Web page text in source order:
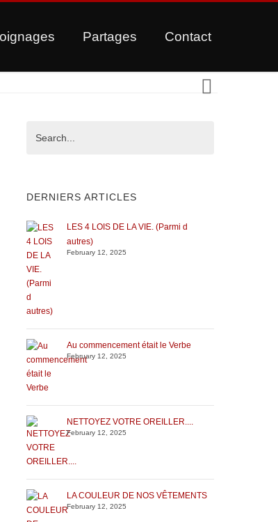
Partages Contact
DERNIERS ARTICLES
LES 4 LOIS DE LA VIE. (Parmi d
autres)
February 12, 2025
Au commencement était le Verbe
February 12, 2025
NETTOYEZ VOTRE OREILLER....
February 12, 2025
LA COULEUR DE NOS VÊTEMENTS
February 12, 2025